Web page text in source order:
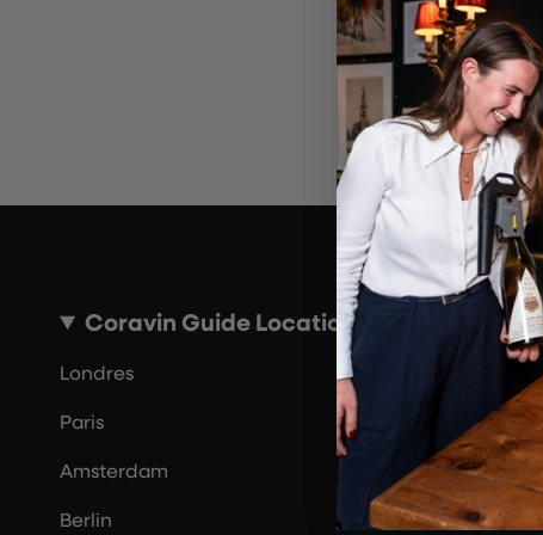
Coravin Guide Locations
Londres
Paris
Amsterdam
Berlin